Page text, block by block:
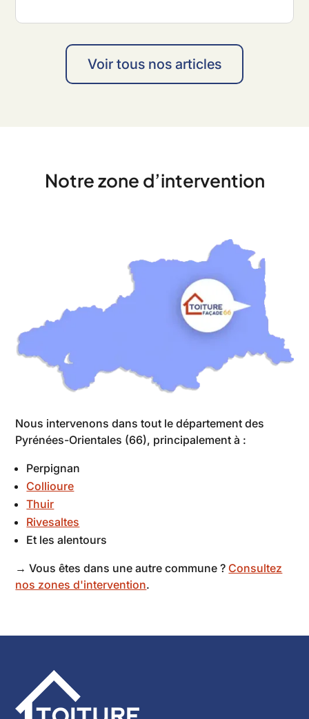
Voir tous nos articles
Notre zone d’intervention
Nous intervenons dans tout le département des
Pyrénées-Orientales (66), principalement à :
Perpignan
Collioure
Thuir
Rivesaltes
Et les alentours
→ Vous êtes dans une autre commune ?Consultez
nos zones d'intervention.